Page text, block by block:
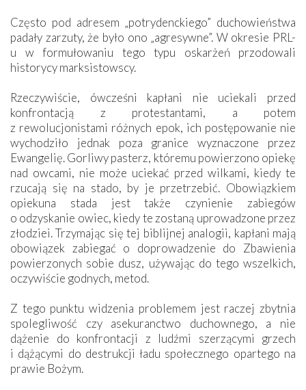
Często pod adresem „potrydenckiego” duchowieństwa
padały zarzuty, że było ono „agresywne”. W okresie PRL-
u w formułowaniu tego typu oskarżeń przodowali
historycy marksistowscy.
Rzeczywiście, ówcześni kapłani nie uciekali przed
konfrontacją z protestantami, a potem
z rewolucjonistami różnych epok, ich postępowanie nie
wychodziło jednak poza granice wyznaczone przez
Ewangelię. Gorliwy pasterz, któremu powierzono opiekę
nad owcami, nie może uciekać przed wilkami, kiedy te
rzucają się na stado, by je przetrzebić. Obowiązkiem
opiekuna stada jest także czynienie zabiegów
o odzyskanie owiec, kiedy te zostaną uprowadzone przez
złodziei. Trzymając się tej biblijnej analogii, kapłani mają
obowiązek zabiegać o doprowadzenie do Zbawienia
powierzonych sobie dusz, używając do tego wszelkich,
oczywiście godnych, metod.
Z tego punktu widzenia problemem jest raczej zbytnia
spolegliwość czy asekuranctwo duchownego, a nie
dążenie do konfrontacji z ludźmi szerzącymi grzech
i dążącymi do destrukcji ładu społecznego opartego na
prawie Bożym.